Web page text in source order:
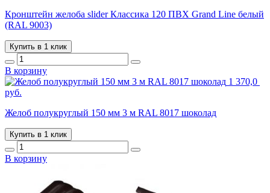
Кронштейн желоба slider Классика 120 ПВХ Grand Line белый
(RAL 9003)
Купить в 1 клик
В корзину
1 370,0
руб.
Желоб полукруглый 150 мм 3 м RAL 8017 шоколад
Купить в 1 клик
В корзину